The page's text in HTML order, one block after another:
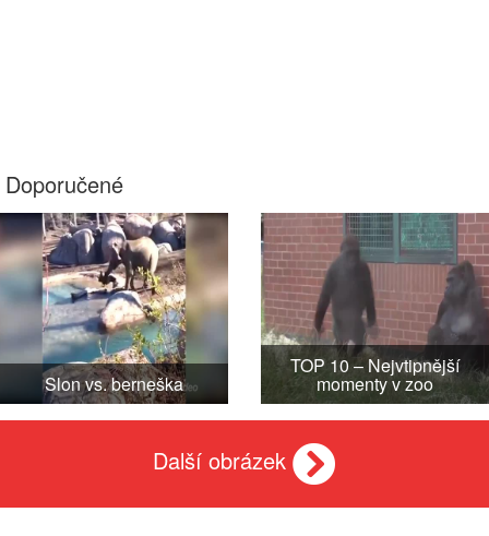
Doporučené
Slon vs. berneška
TOP 10 – Nejvtipnější
momenty v zoo
Další obrázek